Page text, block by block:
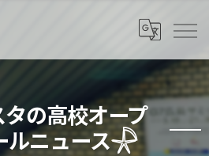
の高校オープ
ルニュース𓇻